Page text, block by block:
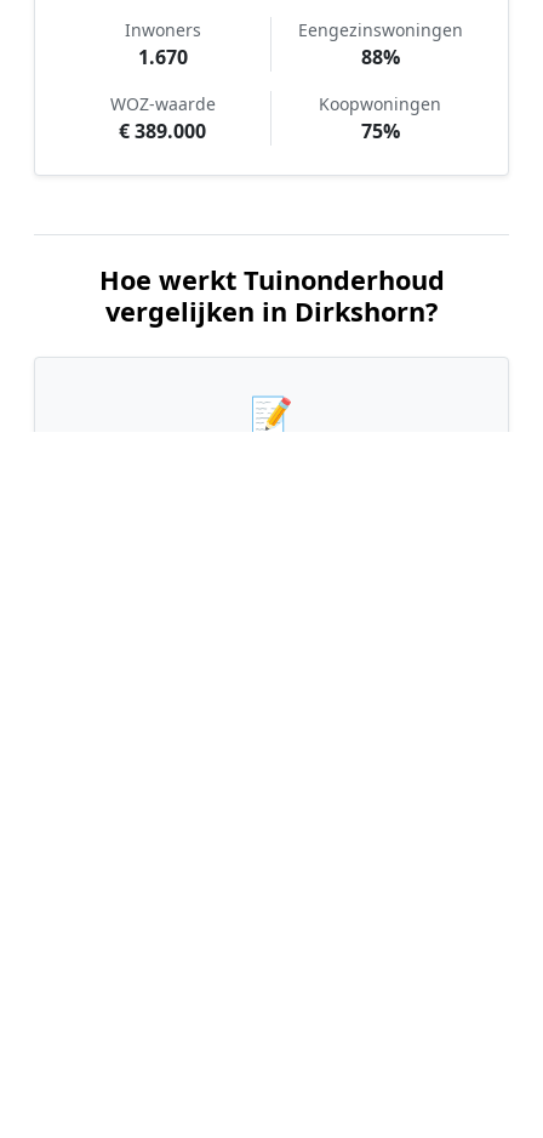
Inwoners
1.670
Eengezinswoningen
88%
WOZ-waarde
€ 389.000
Koopwoningen
75%
Hoe werkt Tuinonderhoud
vergelijken in Dirkshorn?
📝